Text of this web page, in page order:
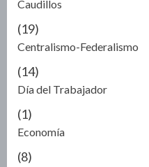
Caudillos
(19)
Centralismo-Federalismo
(14)
Día del Trabajador
(1)
Economía
(8)